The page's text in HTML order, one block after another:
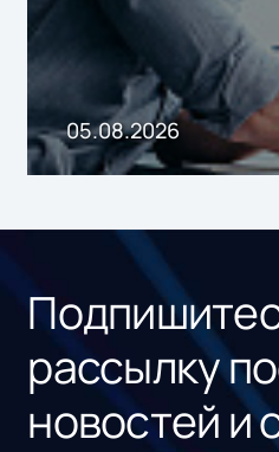
хранения
05.08.2026
рассылку
новостей и